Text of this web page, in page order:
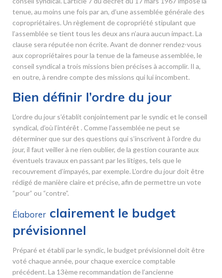
tenue, au moins une fois par an, d’une assemblée générale des
copropriétaires. Un règlement de copropriété stipulant que
l’assemblée se tient tous les deux ans n’aura aucun impact. La
clause sera réputée non écrite. Avant de donner rendez-vous
aux copropriétaires pour la tenue de la fameuse assemblée, le
conseil syndical a trois missions bien précises à accomplir. Il a,
en outre, à rendre compte des missions qui lui incombent.
Bien définir l’ordre du jour
L’ordre du jour s’établit conjointement par le syndic et le conseil
syndical, d’où l’intérêt . Comme l’assemblée ne peut se
déterminer que sur des questions qui s’inscrivent à l’ordre du
jour, il faut veiller à ne rien oublier, de la gestion courante aux
éventuels travaux en passant par les litiges, tels que le
recouvrement d’impayés, par exemple. L’ordre du jour doit être
rédigé de manière claire et précise, afin de permettre un vote
“pour” ou “contre”.
Élaborer clairement le budget
prévisionnel
Préparé et établi par le syndic, le budget prévisionnel doit être
voté chaque année, pour chaque exercice comptable
précédent. La 13ème recommandation de l’ancienne